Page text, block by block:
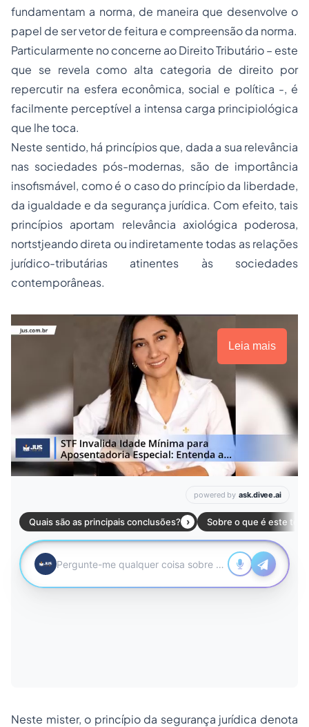
fundamentam a norma, de maneira que desenvolve o
papel de ser vetor de feitura e compreensão da norma.
Particularmente no concerne ao Direito Tributário – este
que se revela como alta categoria de direito por
repercutir na esfera econômica, social e política -, é
facilmente perceptível a intensa carga principiológica
que lhe toca.
Neste sentido, há princípios que, dada a sua relevância
nas sociedades pós-modernas, são de importância
insofismável, como é o caso do princípio da liberdade,
da igualdade e da segurança jurídica. Com efeito, tais
princípios aportam relevância axiológica poderosa,
nortstjeando direta ou indiretamente todas as relações
jurídico-tributárias atinentes às sociedades
contemporâneas.
Leia mais
Neste mister, o princípio da segurança jurídica denota